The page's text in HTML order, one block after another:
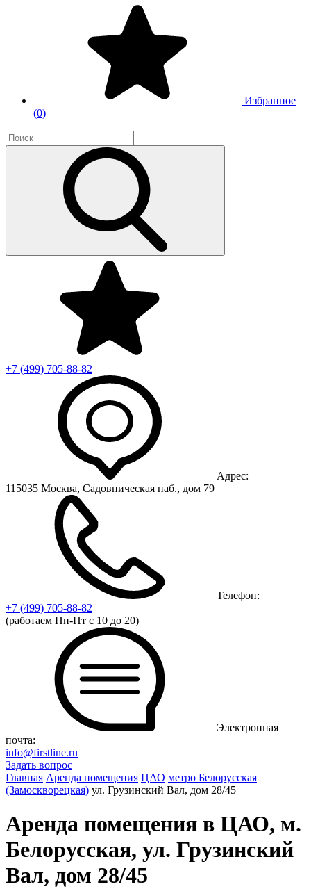
Избранное
(0)
+7 (499) 705-88-82
Адрес:
115035 Москва, Садовническая наб., дом 79
Телефон:
+7 (499) 705-88-82
(работаем Пн-Пт с 10 до 20)
Электронная
почта:
info@firstline.ru
Задать вопрос
Главная Аренда помещения ЦАО метро Белорусская
(Замоскворецкая) ул. Грузинский Вал, дом 28/45
Аренда помещения в ЦАО, м.
Белорусская, ул. Грузинский
Вал, дом 28/45